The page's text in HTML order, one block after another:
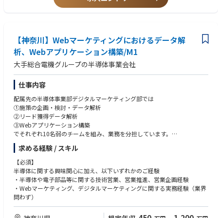
品化を実現する開発の上流(商品企画)から下流(量産)までを携わることがで
【技術優位性】
ハイエンドスマートフォン搭載のフラッシュメモリ製品では業界をリード
しております。単なるサプライヤーではなく、ハイエンドスマートフォン
の進化を決定づける次世代規格(UFS等)の策定から参画。自ら業界標準を
定義できるポジションにあります。
【キャリアパス】
業務を通じて、モバイル機器向けフラッシュメモリ製品の知識や技術マー
ケティング業務の仕組みを理解し、グローバル顧客に対し、グループ内、
海外現法の技術者と協調して技術サポートできることが期待されます。更
に専門性を高め、経験を積んだ後は、国内/海外出張などで直接顧客と技
術折衝できるレベルに到達することが可能です。その後はリーダーとして
チームを牽引する、海外現法へ駐在し、より顧客に近い立場で活躍頂く、
など色々なキャリアパスを想定しています。
【職場環境】
・平均残業時間：20時間/月
・在宅勤務：0～1日/週程度※業務事情による
・開放的な雰囲気のなか、業務に集中できる環境が整っており、チーム全
員が一体となって問題解決に取り組む姿勢が根付いています。
【神奈川】Webマーケティングにおけるデータ解
析、Webアプリケーション構築/M1
大手総合電機グループの半導体事業会社
仕事内容
配属先の半導体事業部デジタルマーケティング部では
①施策の企画・検討・データ解析
②リード獲得データ解析
③Webアプリケーション構築
でそれぞれ10名弱のチームを組み、業務を分担しています。
その中でも以下業務にてリーダーシップを発揮頂ける方にご入社いただき
たいと思っております。
・Webアクセスの解析、SEO対策
・Webアプリケーション構築検討（webサイト機能強化・更新自動化、各
種システム間のデータ連携推進、SaaS導入に向けた企画推進、社内SEと
求める経験 / スキル
【必須】
半導体に関する興味関心に加え、以下いずれかのご経験
・半導体や電子部品等に関する技術営業、営業推進、営業企画経験
・Webマーケティング、デジタルマーケティングに関する実務経験（業界
問わず）